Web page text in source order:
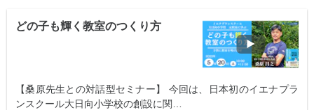
どの子も輝く教室のつくり方
【桑原先生との対話型セミナー】 今回は、日本初のイエナプラ
ンスクール大日向小学校の創設に関…